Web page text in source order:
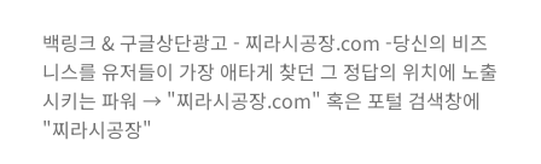
백링크 & 구글상단광고 - 찌라시공장.com -당신의 비즈
니스를 유저들이 가장 애타게 찾던 그 정답의 위치에 노출
시키는 파워 → "찌라시공장.com" 혹은 포털 검색창에
"찌라시공장"